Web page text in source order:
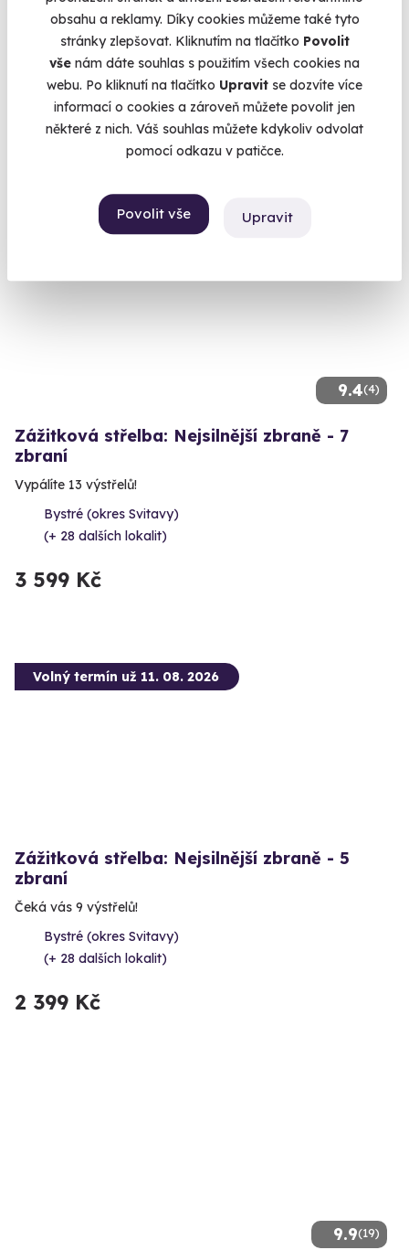
obsahu a reklamy. Díky cookies můžeme také tyto
stránky zlepšovat. Kliknutím na tlačítko Povolit
vše nám dáte souhlas s použitím všech cookies na
webu. Po kliknutí na tlačítko Upravit se dozvíte více
informací o cookies a zároveň můžete povolit jen
některé z nich. Váš souhlas můžete kdykoliv odvolat
pomocí odkazu v patičce.
Povolit vše Upravit
Zážitková střelba: Pistole a pušky - 6 zbraní
Čeká vás 60 výstřelů!
Bystré (okres Svitavy)
(+ 28 dalších lokalit)
9.4(4)
Zážitková střelba: Nejsilnější zbraně - 7
zbraní
Vypálíte 13 výstřelů!
Bystré (okres Svitavy)
(+ 28 dalších lokalit)
3 599 Kč
Volný termín už 11. 08. 2026
Zážitková střelba: Nejsilnější zbraně - 5
zbraní
Čeká vás 9 výstřelů!
Bystré (okres Svitavy)
(+ 28 dalších lokalit)
2 399 Kč
9.9(19)